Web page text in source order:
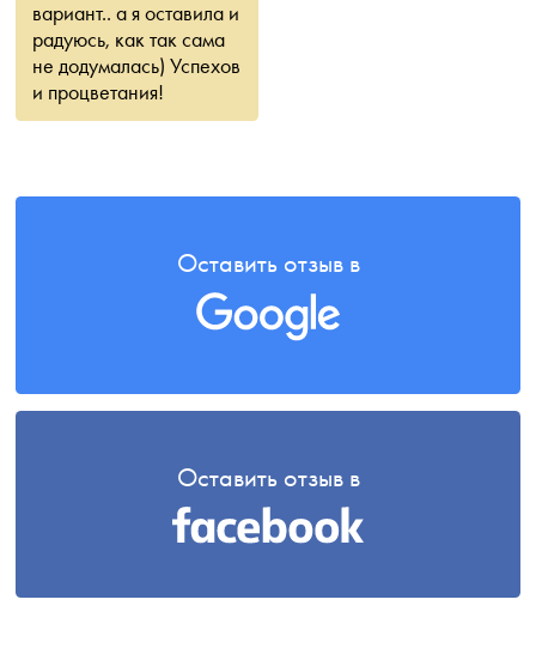
вариант.. а я оставила и
радуюсь, как так сама
не додумалась) Успехов
и процветания!
Оставить отзыв в
Оставить отзыв в